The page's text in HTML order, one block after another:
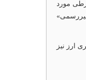
مورد
ارز نیز